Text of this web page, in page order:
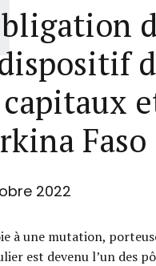
Faso
2022
à une mutation,
est devenu l’un des